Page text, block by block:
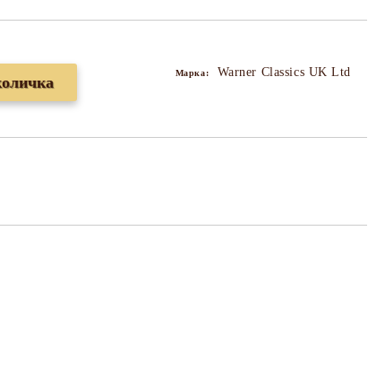
Марка: Warner Classics UK Ltd